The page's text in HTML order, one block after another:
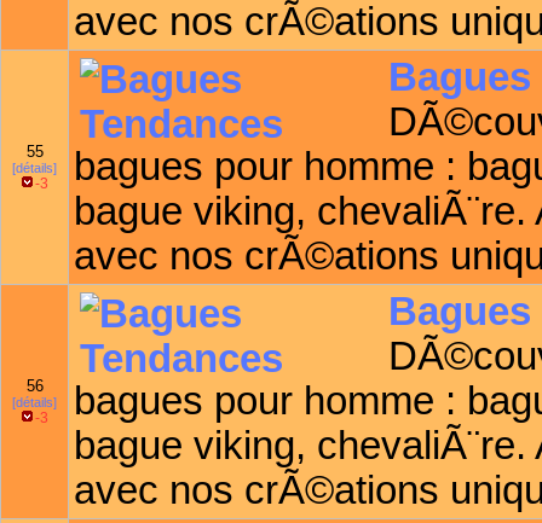
avec nos crÃ©ations
55
[détails]
-3
Bagues
bagues pour homme :
bague viking,
avec nos crÃ©ations
56
[détails]
-3
Bagues
bagues pour homme :
bague viking,
avec nos crÃ©ations